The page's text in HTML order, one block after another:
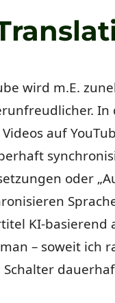
wird m.E.
auf
oder
KI-basierend
– soweit ich
Schalter